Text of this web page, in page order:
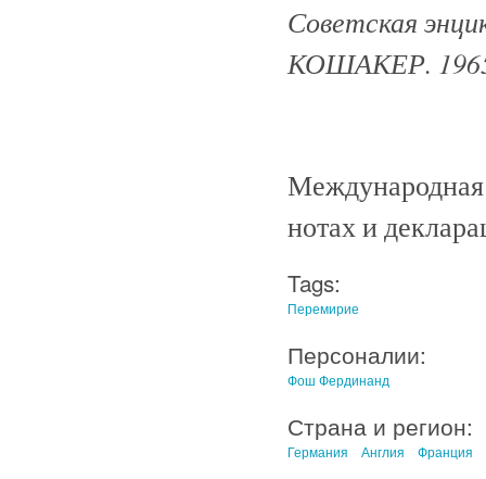
Советская
КОШАКЕР.
Международная
нотах и
Tags:
Перемирие
Персоналии:
Фош Фердинанд
Страна и регион:
Германия Англия Франция